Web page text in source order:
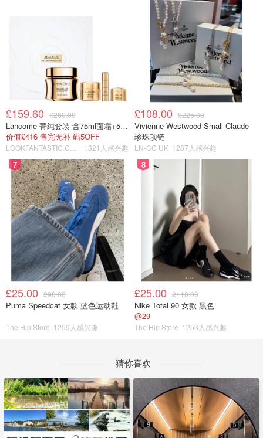
£159.60 £280.00
Lancome 菁纯套装 含75ml面霜+5ml精华+5ml眼霜
价值£416 售完无补 码5OFF
1321人感兴趣
£108.00 £225.00
Vivienne Westwood Small Claude
珍珠项链
LN-CC UK 1287人感兴趣
7
£25.00 £90.00
Puma Speedcat 女款 蓝色运动鞋
The Hip Store 1259人感兴趣
8
£25.00 £110.00
Nike Total 90 女款 黑色
@29
The Hip Store 1253人感兴趣
猜你喜欢